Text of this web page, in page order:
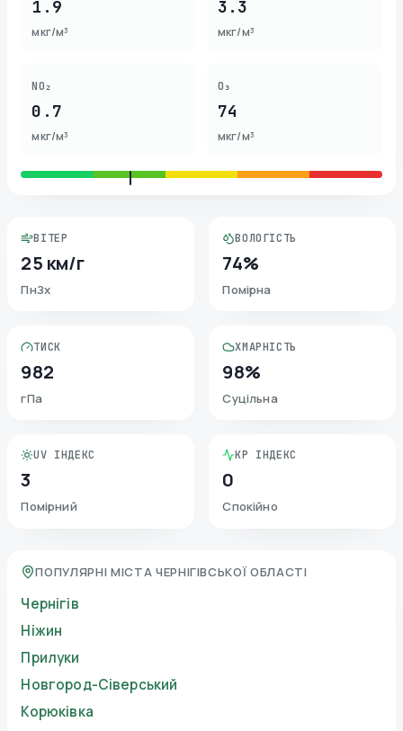
1.9
мкг/м³
3.3
мкг/м³
NO₂
0.7
мкг/м³
O₃
74
мкг/м³
ВІТЕР
25 км/г
ПнЗх
ВОЛОГІСТЬ
74%
Помірна
ТИСК
982
гПа
ХМАРНІСТЬ
98%
Суцільна
UV ІНДЕКС
3
Помірний
KP ІНДЕКС
0
Спокійно
ПОПУЛЯРНІ МІСТА ЧЕРНІГІВСЬКОЇ ОБЛАСТІ
Чернігів
Ніжин
Прилуки
Новгород-Сіверський
Корюківка